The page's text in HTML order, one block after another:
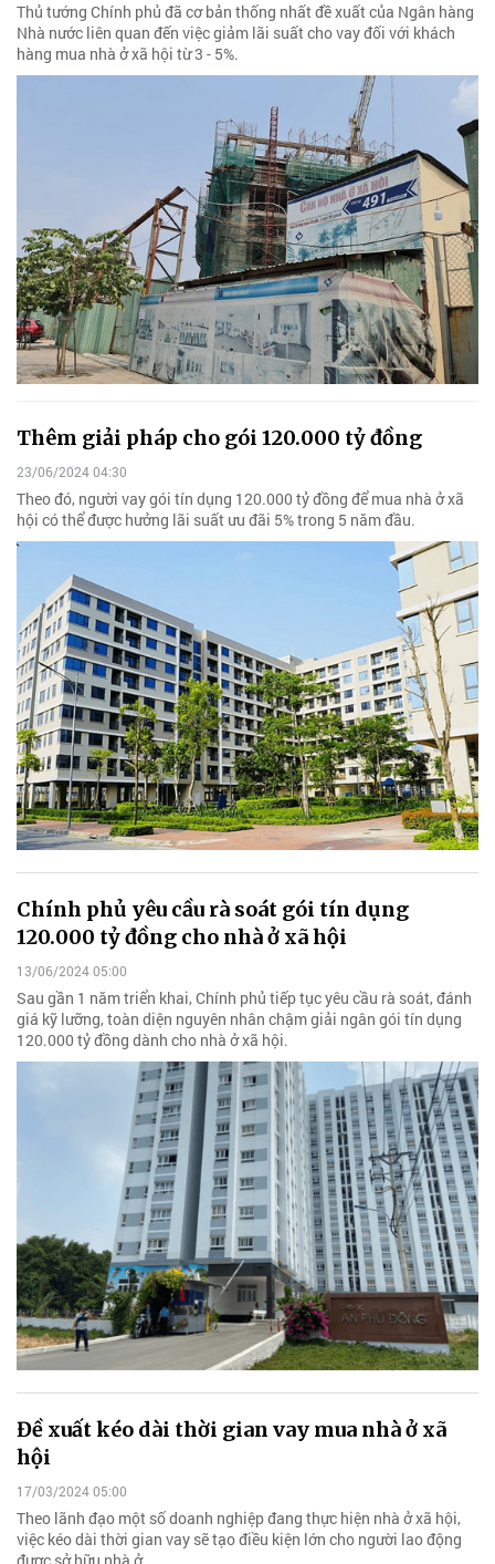
Thủ tướng Chính phủ đã cơ bản thống nhất đề xuất của Ngân hàng
Nhà nước liên quan đến việc giảm lãi suất cho vay đối với khách
hàng mua nhà ở xã hội từ 3 - 5%.
Thêm giải pháp cho gói 120.000 tỷ đồng
23/06/2024 04:30
Theo đó, người vay gói tín dụng 120.000 tỷ đồng để mua nhà ở xã
hội có thể được hưởng lãi suất ưu đãi 5% trong 5 năm đầu.
Chính phủ yêu cầu rà soát gói tín dụng
120.000 tỷ đồng cho nhà ở xã hội
13/06/2024 05:00
Sau gần 1 năm triển khai, Chính phủ tiếp tục yêu cầu rà soát, đánh
giá kỹ lưỡng, toàn diện nguyên nhân chậm giải ngân gói tín dụng
120.000 tỷ đồng dành cho nhà ở xã hội.
Đề xuất kéo dài thời gian vay mua nhà ở xã
hội
17/03/2024 05:00
Theo lãnh đạo một số doanh nghiệp đang thực hiện nhà ở xã hội,
việc kéo dài thời gian vay sẽ tạo điều kiện lớn cho người lao động